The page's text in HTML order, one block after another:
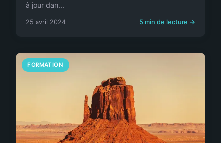
à jour dan...
25 avril 2024 5 min de lecture →
FORMATION